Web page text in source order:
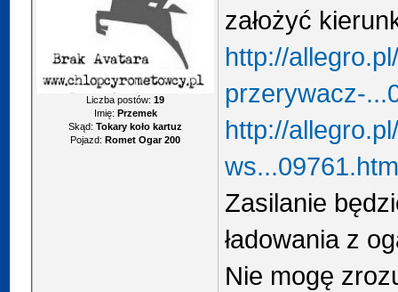
Liczba postów:19
Imię: Przemek
Skąd: Tokary koło kartuz
Pojazd: Romet Ogar 200
założyć
http://
przerywacz-
http://
Zasilanie
ładowania z
Nie mogę